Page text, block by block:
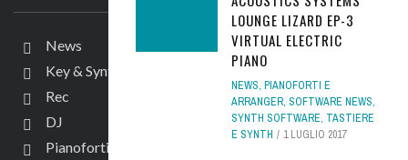
LOUNGE LIZARD EP-3
VIRTUAL ELECTRIC
PIANO
NEWS, PIANOFORTI E
ARRANGER, SOFTWARE NEWS,
SYNTH SOFTWARE, TASTIERE
E SYNTH
1 LUGLIO 2017
News
Key & Synth
Rec
DJ
Pianoforti e Arranger